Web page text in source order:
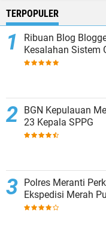
TERPOPULER
Ribuan Blog
Kesalahan Sistem
BGN Kepulauan
23 Kepala SPPG
Polres Meranti
Ekspedisi Merah